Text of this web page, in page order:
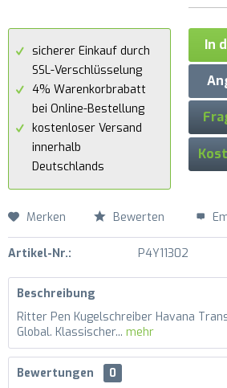
sicherer Einkauf durch
SSL-Verschlüsselung
4% Warenkorbrabatt
bei Online-Bestellung
kostenloser Versand
innerhalb
Deutschlands
In
Merken Bewerten
Artikel-Nr.: P4Y11302
Beschreibung
Ritter Pen Kugelschreiber Havana
Global. Klassischer... mehr
Bewertungen
0